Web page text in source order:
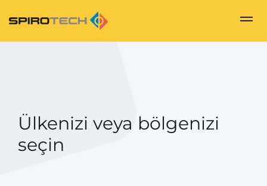
Ülkenizi veya bölgenizi
seçin